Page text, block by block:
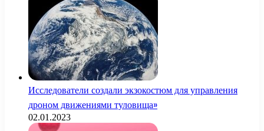
Исследователи создали экзокостюм для управления
дроном движениями туловища»
02.01.2023